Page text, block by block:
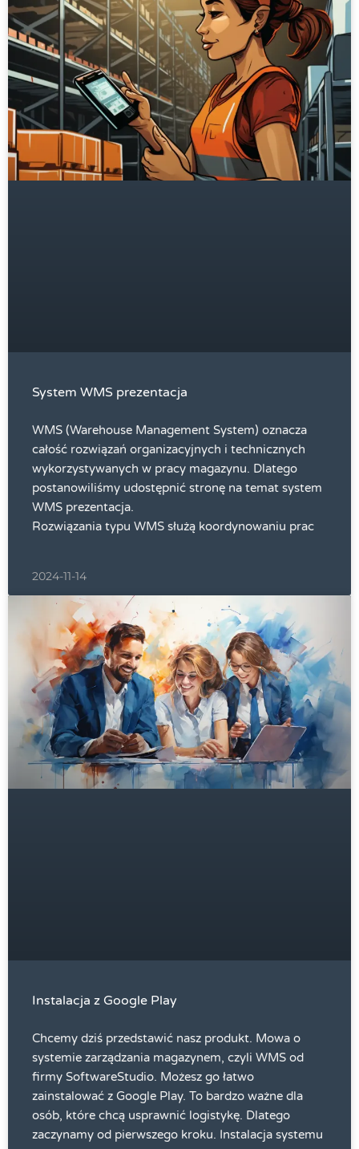
System WMS prezentacja
WMS (Warehouse Management System) oznacza
całość rozwiązań organizacyjnych i technicznych
wykorzystywanych w pracy magazynu. Dlatego
postanowiliśmy udostępnić stronę na temat system
WMS prezentacja.
Rozwiązania typu WMS służą koordynowaniu prac
2024-11-14
Instalacja z Google Play
Chcemy dziś przedstawić nasz produkt. Mowa o
systemie zarządzania magazynem, czyli WMS od
firmy SoftwareStudio. Możesz go łatwo
zainstalować z Google Play. To bardzo ważne dla
osób, które chcą usprawnić logistykę. Dlatego
zaczynamy od pierwszego kroku. Instalacja systemu